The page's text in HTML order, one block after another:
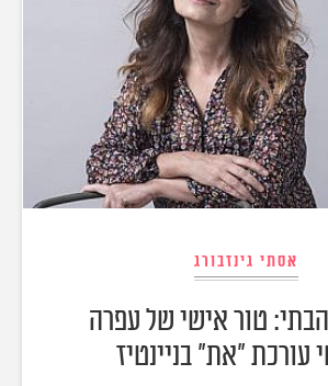
אסתי גינזבורג
טור אישי של עפרה
עורכת "את" בניינטיז